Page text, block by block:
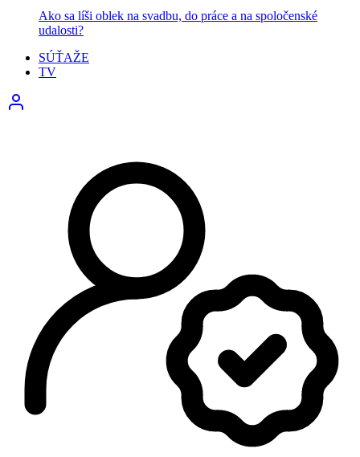
Ako sa líši oblek na svadbu, do práce a na spoločenské
udalosti?
SÚŤAŽE
TV